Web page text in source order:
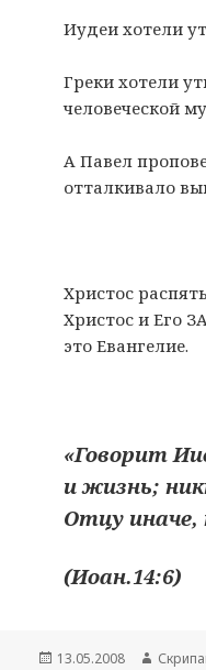
Иудеи хотели
Греки хотели
человеческой
А Павел
отталкивало
Христос
Христос и Его
это Евангелие.
«Говорит
и жизнь;
Отцу иначе,
(Иоан.14:6)
Опубліковано
13.05.2008 Автор